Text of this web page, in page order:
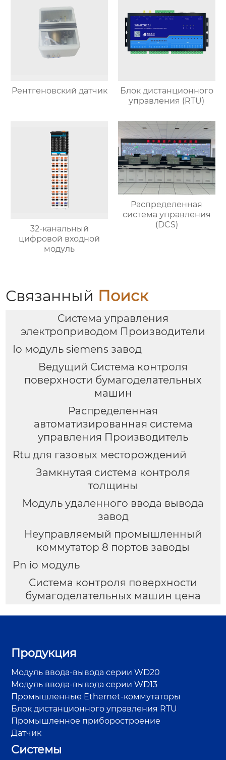
Рентгеновский датчик
Блок дистанционного
управления (RTU)
32-канальный
цифровой входной
модуль
Распределенная
система управления
(DCS)
Связанный Поиск
Система управления
электроприводом Производители
Io модуль siemens завод
Ведущий Система контроля
поверхности бумагоделательных
машин
Распределенная
автоматизированная система
управления Производитель
Rtu для газовых месторождений
Замкнутая система контроля
толщины
Модуль удаленного ввода вывода
завод
Неуправляемый промышленный
коммутатор 8 портов заводы
Pn io модуль
Система контроля поверхности
бумагоделательных машин цена
Продукция
Модуль ввода-вывода серии WD20
Модуль ввода-вывода серии WD13
Промышленные Ethernet-коммутаторы
Блок дистанционного управления RTU
Промышленное приборостроение
Датчик
Системы